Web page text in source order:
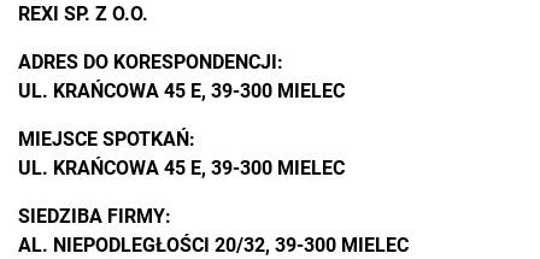
REXI SP. Z O.O.
ADRES DO KORESPONDENCJI:
UL. KRAŃCOWA 45 E, 39-300 MIELEC
MIEJSCE SPOTKAŃ:
UL. KRAŃCOWA 45 E, 39-300 MIELEC
SIEDZIBA FIRMY:
AL. NIEPODLEGŁOŚCI 20/32, 39-300 MIELEC